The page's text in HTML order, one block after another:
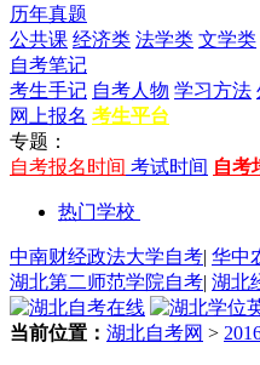
历年真题
公共课 经济类 法学类 文学类
自考笔记
考生手记 自考人物 学习方法
网上报名 考生平台
专题：
自考报名时间 考试时间 自考
热门学校
中南财经政法大学自考| 华中
湖北第二师范学院自考| 湖北
当前位置： 湖北自考网 >